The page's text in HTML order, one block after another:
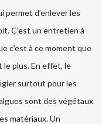
d’enlever les
C’est un entretien à
c’est à ce moment que
le plus. En effet, le
surtout pour les
sont des végétaux
matériaux. Un